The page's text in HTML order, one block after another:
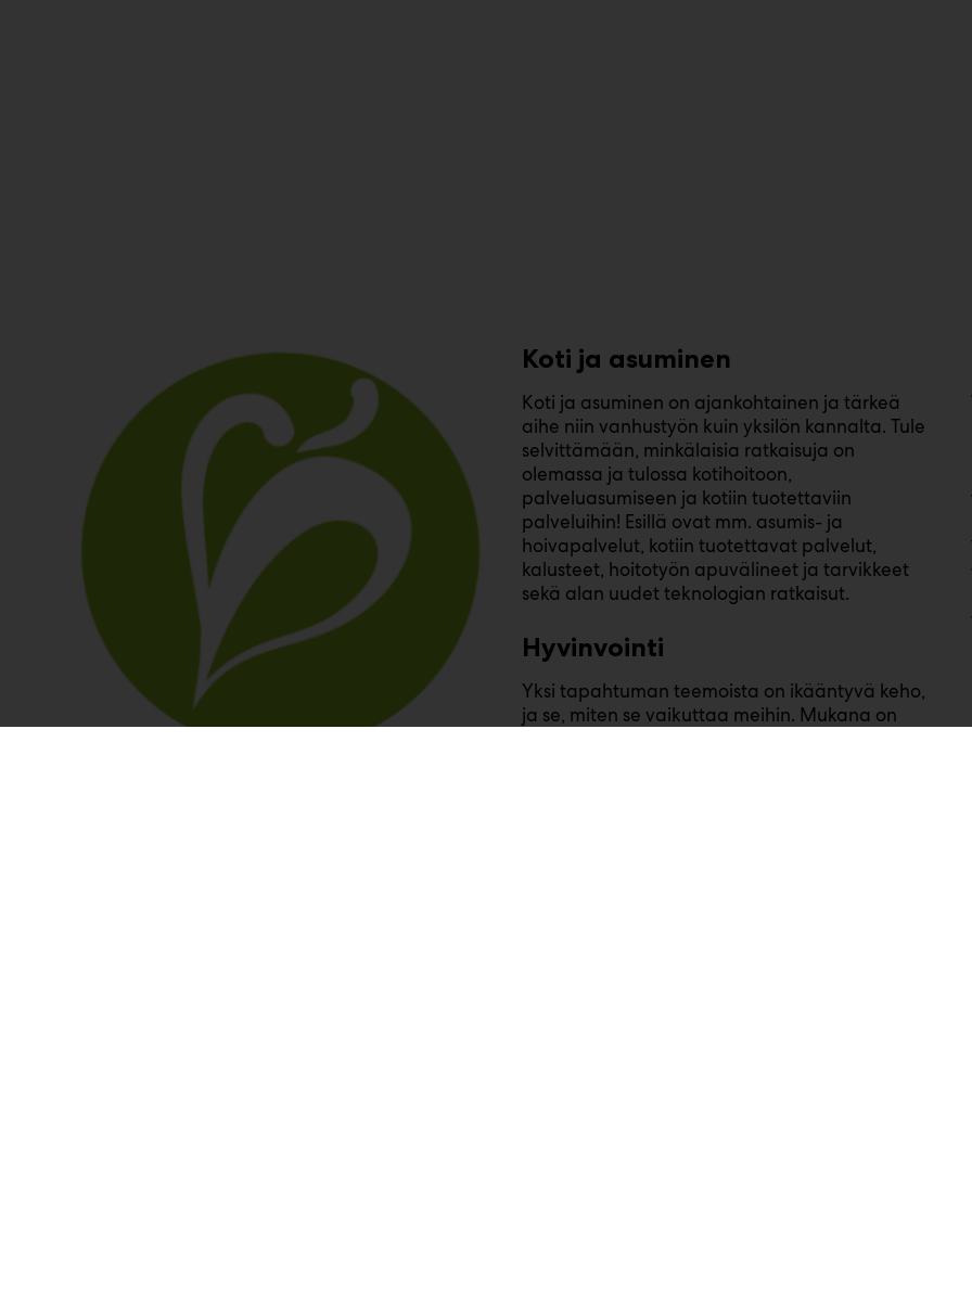
Koti ja asuminen
Koti ja asuminen on ajankohtainen ja tärkeä
aihe niin vanhustyön kuin yksilön kannalta. Tule
selvittämään, minkälaisia ratkaisuja on
olemassa ja tulossa kotihoitoon,
palveluasumiseen ja kotiin tuotettaviin
palveluihin! Esillä ovat mm. asumis- ja
hoivapalvelut, kotiin tuotettavat palvelut,
kalusteet, hoitotyön apuvälineet ja tarvikkeet
sekä alan uudet teknologian ratkaisut.
Hyvinvointi
Yksi tapahtuman teemoista on ikääntyvä keho,
ja se, miten se vaikuttaa meihin. Mukana on